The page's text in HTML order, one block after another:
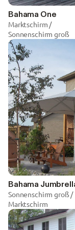
Türen
Pergola
Bahama One
Marktschirm /
Sonnenschirm groß
Bahama
Sonnenschirm groß /
Marktschirm